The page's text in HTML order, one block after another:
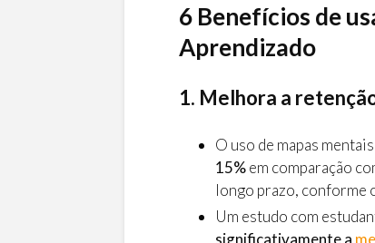
6 Benefícios de
Aprendizado
1. Melhora a
O uso de mapas
15%em comparação
longo prazo, conforme
Um estudo com
significativamente a